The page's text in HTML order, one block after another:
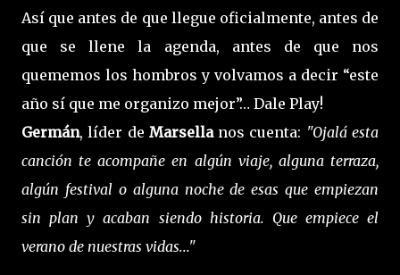
Así que antes de que llegue oficialmente, antes de
que se llene la agenda, antes de que nos
quememos los hombros y volvamos a decir “este
año sí que me organizo mejor”… Dale Play!
Germán, líder de Marsella nos cuenta: "Ojalá esta
canción te acompañe en algún viaje, alguna terraza,
algún festival o alguna noche de esas que empiezan
sin plan y acaban siendo historia. Que empiece el
verano de nuestras vidas..."